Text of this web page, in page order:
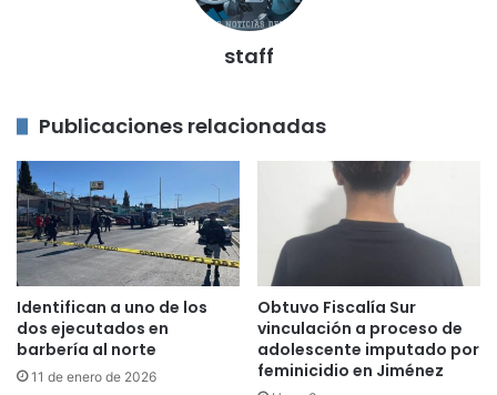
staff
Publicaciones relacionadas
Identifican a uno de los
dos ejecutados en
barbería al norte
11 de enero de 2026
Obtuvo Fiscalía Sur
vinculación a proceso de
adolescente imputado por
feminicidio en Jiménez